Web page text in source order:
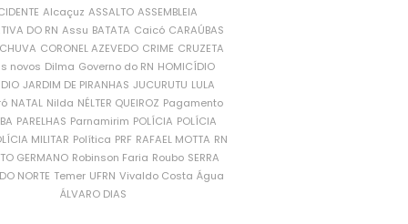
Alcaçuz ASSALTO ASSEMBLEIA
DO RN Assu BATATA Caicó CARAÚBAS
CORONEL AZEVEDO CRIME CRUZETA
novos Dilma Governo do RN HOMICÍDIO
JARDIM DE PIRANHAS JUCURUTU LULA
NATAL Nilda NÉLTER QUEIROZ Pagamento
PARELHAS Parnamirim POLÍCIA POLÍCIA
MILITAR Política PRF RAFAEL MOTTA RN
GERMANO Robinson Faria Roubo SERRA
NORTE Temer UFRN Vivaldo Costa Água
ÁLVARO DIAS